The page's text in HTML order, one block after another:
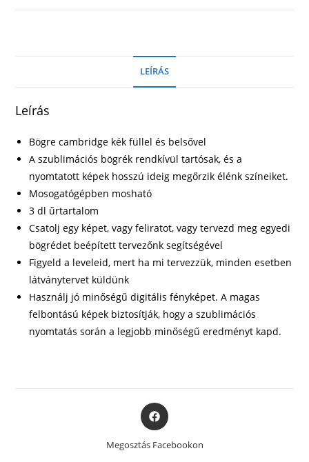
LEÍRÁS
Leírás
Bögre cambridge kék füllel és belsővel
A szublimációs bögrék rendkívül tartósak, és a
nyomtatott képek hosszú ideig megőrzik élénk színeiket.
Mosogatógépben mosható
3 dl űrtartalom
Csatolj egy képet, vagy feliratot, vagy tervezd meg egyedi
bögrédet beépített tervezőnk segítségével
Figyeld a leveleid, mert ha mi tervezzük, minden esetben
látványtervet küldünk
Használj jó minőségű digitális fényképet. A magas
felbontású képek biztosítják, hogy a szublimációs
nyomtatás során a legjobb minőségű eredményt kapd.
Opens
in
new
Megosztás Facebookon